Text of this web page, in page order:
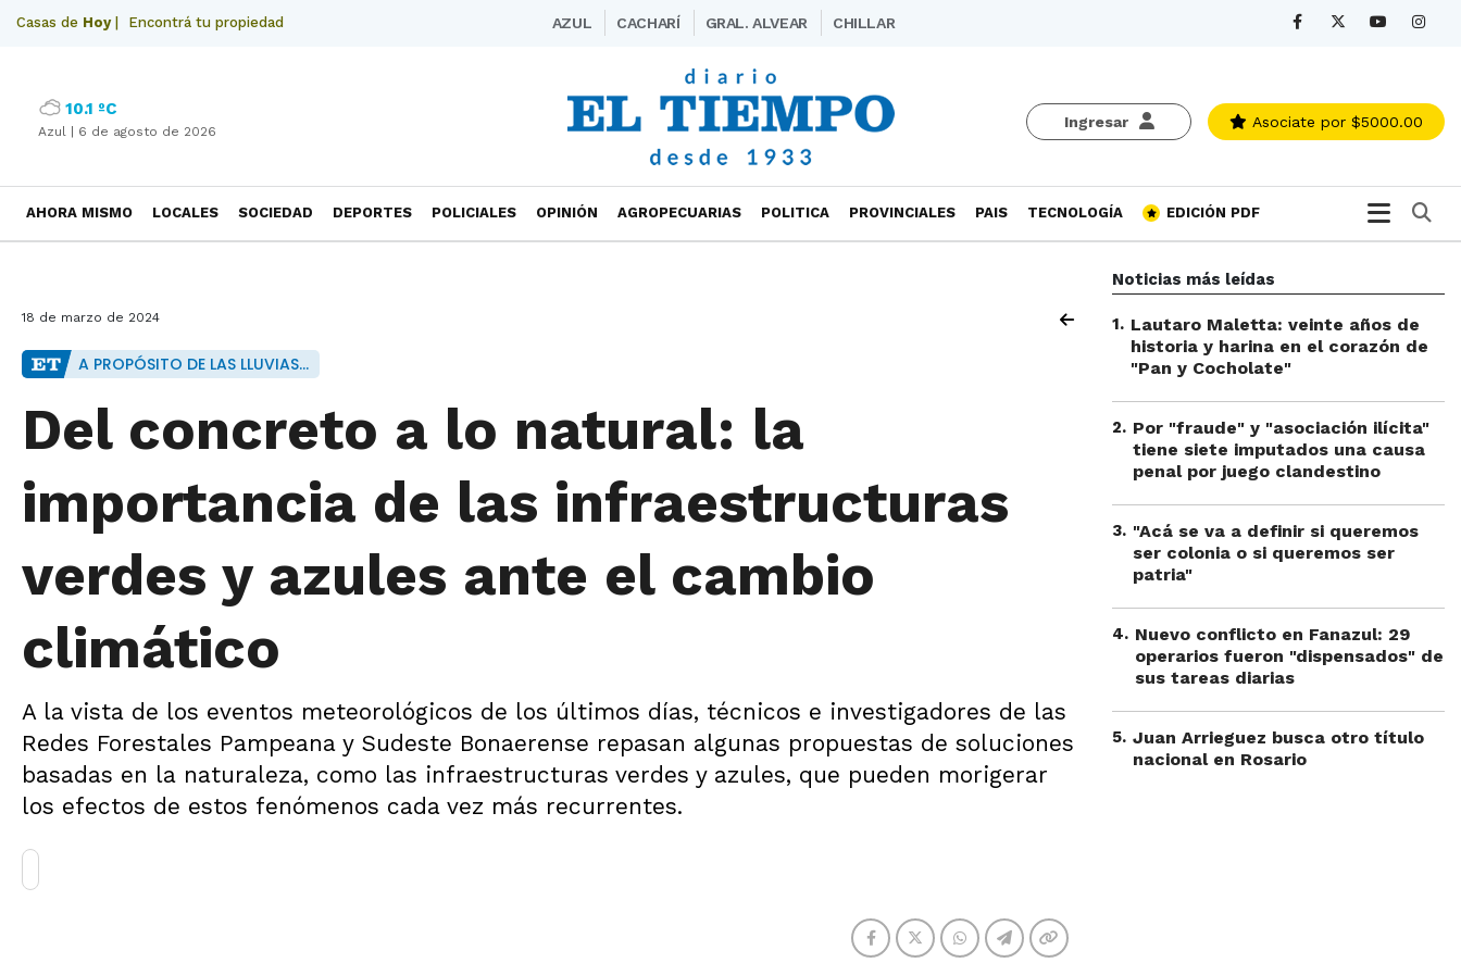
Casas de Hoy| Encontrá tu propiedad AZUL CACHARÍ GRAL. ALVEAR CHILLAR
Ingresar Asociate por $5000.00
10.1 ºC
Azul | 6 de agosto de 2026
AHORA MISMO LOCALES SOCIEDAD DEPORTES POLICIALES OPINIÓN AGROPECUARIAS POLITICA PROVINCIALES PAIS TECNOLOGÍA EDICIÓN PDF
18 de marzo de 2024
A PROPÓSITO DE LAS LLUVIAS...
Del concreto a lo natural: la
importancia de las infraestructuras
verdes y azules ante el cambio
climático
A la vista de los eventos meteorológicos de los últimos días, técnicos e investigadores de las
Redes Forestales Pampeana y Sudeste Bonaerense repasan algunas propuestas de soluciones
basadas en la naturaleza, como las infraestructuras verdes y azules, que pueden morigerar
los efectos de estos fenómenos cada vez más recurrentes.
Noticias más leídas
1. Lautaro Maletta: veinte años de
historia y harina en el corazón de
"Pan y Cocholate"
2. Por "fraude" y "asociación ilícita"
tiene siete imputados una causa
penal por juego clandestino
3. "Acá se va a definir si queremos
ser colonia o si queremos ser
patria"
4. Nuevo conflicto en Fanazul: 29
operarios fueron "dispensados" de
sus tareas diarias
5. Juan Arrieguez busca otro título
nacional en Rosario